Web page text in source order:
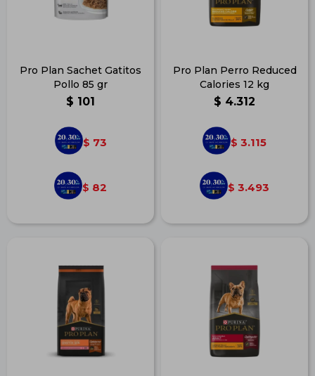
Pro Plan Sachet Gatitos
Pollo 85 gr
$ 101
$ 73
$ 82
Pro Plan Perro Reduced
Calories 12 kg
$ 4.312
$ 3.115
$ 3.493